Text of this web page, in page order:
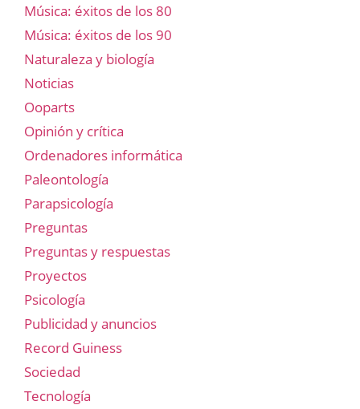
Música: éxitos de los 80
Música: éxitos de los 90
Naturaleza y biología
Noticias
Ooparts
Opinión y crítica
Ordenadores informática
Paleontología
Parapsicología
Preguntas
Preguntas y respuestas
Proyectos
Psicología
Publicidad y anuncios
Record Guiness
Sociedad
Tecnología